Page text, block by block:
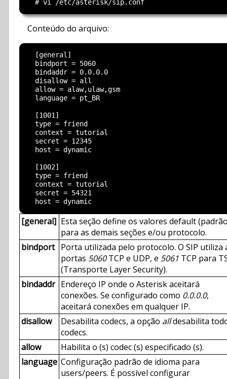
Conteúdo do arquivo:
  [general]
  bindport = 5060
  bindaddr = 0.0.0.0
  disallow = all
  allow = alaw,ulaw,gsm
  language = pt_BR
  [1001]
  type = friend
  context = tutorial
  secret = 12345
  host = dynamic
  [1002]
  type = friend
  context = tutorial
  secret = 54321
[general] Esta seção define os valores default
para as demais seções e/ou protocolo.
bindport Porta utilizada pelo protocolo. O SIP utiliza
portas 5060TCP e UDP, e 5061 TCP para
(Transporte Layer Security).
bindaddr Endereço IP onde o Asterisk aceitará
conexões. Se configurado como 0.0.0.0,
aceitará conexões em qualquer IP.
disallow
Desabilita codecs, a opção alldesabilita
codecs.
allow
Habilita o (s) codec (s) especificado (s).
language Configuração padrão de idioma para
users/peers. É possível configurar